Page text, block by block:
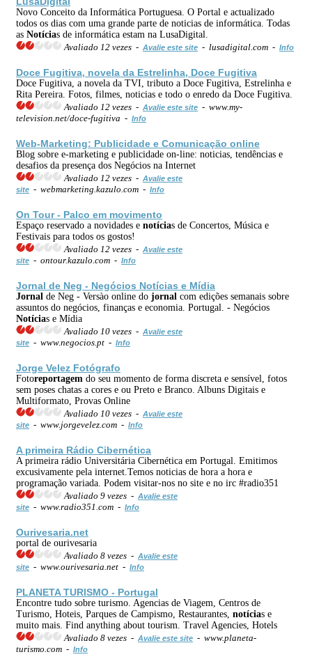
Novo Conceito da Informática Portuguesa. O Portal e actualizado
todos os dias com uma grande parte de noticias de informática. Todas
as Notícias de informática estam na LusaDigital.
Avaliado 12 vezes - Avalie este site - lusadigital.com - Info
Doce Fugitiva, novela da Estrelinha, Doce Fugitiva
Doce Fugitiva, a novela da TVI, tributo a Doce Fugitiva, Estrelinha e
Rita Pereira. Fotos, filmes, noticias e todo o enredo da Doce Fugitiva.
Avaliado 12 vezes - Avalie este site - www.my-
television.net/doce-fugitiva - Info
Web-Marketing: Publicidade e Comunicação online
Blog sobre e-marketing e publicidade on-line: noticias, tendências e
desafios da presença dos Negócios na Internet
Avaliado 12 vezes - Avalie este
site - webmarketing.kazulo.com - Info
On Tour - Palco em movimento
Espaço reservado a novidades e notícias de Concertos, Música e
Festivais para todos os gostos!
Avaliado 12 vezes - Avalie este
site - ontour.kazulo.com - Info
Jornal de Neg - Negócios Notícias e Mídia
Jornal de Neg - Versào online do jornal com edições semanais sobre
assuntos do negócios, finanças e economia. Portugal. - Negócios
Notícias e Mídia
Avaliado 10 vezes - Avalie este
site - www.negocios.pt - Info
Jorge Velez Fotógrafo
Fotoreportagem do seu momento de forma discreta e sensível, fotos
sem poses chatas a cores e ou Preto e Branco. Albuns Digitais e
Multiformato, Provas Online
Avaliado 10 vezes - Avalie este
site - www.jorgevelez.com - Info
A primeira Rádio Cibernética
A primeira rádio Universitária Cibernética em Portugal. Emitimos
excusivamente pela internet.Temos noticias de hora a hora e
programação variada. Podem visitar-nos no site e no irc #radio351
Avaliado 9 vezes - Avalie este
site - www.radio351.com - Info
Ourivesaria.net
portal de ourivesaria
Avaliado 8 vezes - Avalie este
site - www.ourivesaria.net - Info
PLANETA TURISMO - Portugal
Encontre tudo sobre turismo. Agencias de Viagem, Centros de
Turismo, Hoteis, Parques de Campismo, Restaurantes, notícias e
muito mais. Find anything about tourism. Travel Agencies, Hotels
Avaliado 8 vezes - Avalie este site - www.planeta-
turismo.com - Info